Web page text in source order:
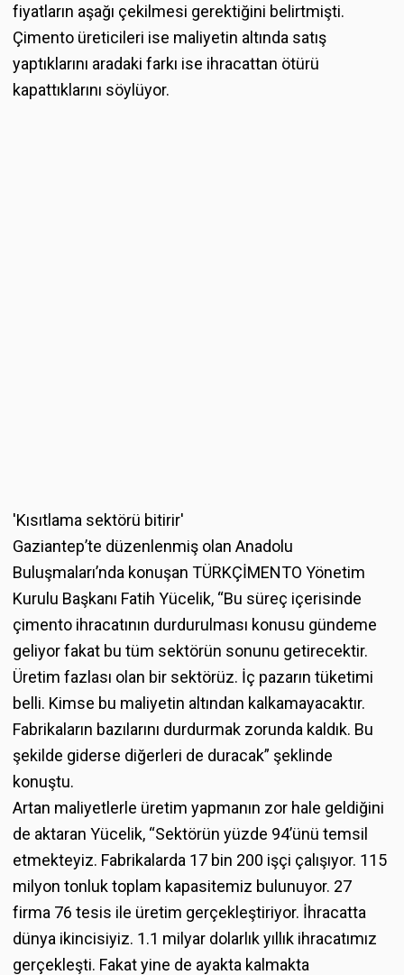
fiyatların aşağı çekilmesi gerektiğini belirtmişti.
Çimento üreticileri ise maliyetin altında satış
yaptıklarını aradaki farkı ise ihracattan ötürü
kapattıklarını söylüyor.
'Kısıtlama sektörü bitirir'
Gaziantep’te düzenlenmiş olan Anadolu
Buluşmaları’nda konuşan TÜRKÇİMENTO Yönetim
Kurulu Başkanı Fatih Yücelik, “Bu süreç içerisinde
çimento ihracatının durdurulması konusu gündeme
geliyor fakat bu tüm sektörün sonunu getirecektir.
Üretim fazlası olan bir sektörüz. İç pazarın tüketimi
belli. Kimse bu maliyetin altından kalkamayacaktır.
Fabrikaların bazılarını durdurmak zorunda kaldık. Bu
şekilde giderse diğerleri de duracak” şeklinde
konuştu.
Artan maliyetlerle üretim yapmanın zor hale geldiğini
de aktaran Yücelik, “Sektörün yüzde 94’ünü temsil
etmekteyiz. Fabrikalarda 17 bin 200 işçi çalışıyor. 115
milyon tonluk toplam kapasitemiz bulunuyor. 27
firma 76 tesis ile üretim gerçekleştiriyor. İhracatta
dünya ikincisiyiz. 1.1 milyar dolarlık yıllık ihracatımız
gerçekleşti. Fakat yine de ayakta kalmakta